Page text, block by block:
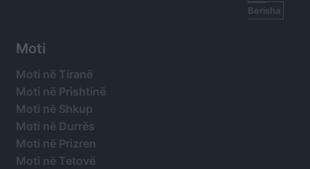
Berisha
Moti
Moti në Tiranë
Moti në Prishtinë
Moti në Shkup
Moti në Durrës
Moti në Prizren
Moti në Tetovë